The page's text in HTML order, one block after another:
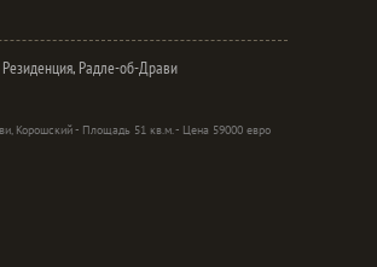
Резиденция, Радле-об-Драви
Корошский - Площадь 51 кв.м. - Цена 59000 евро